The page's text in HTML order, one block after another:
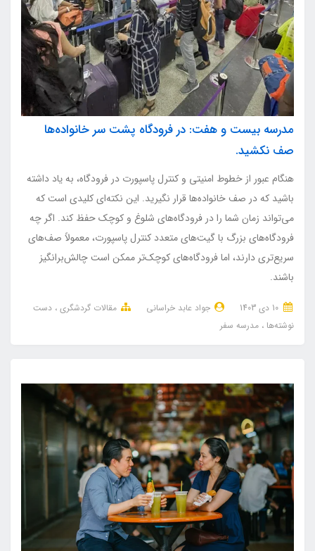
مدرسه بیست و هفت: در فرودگاه‌ پشت سر خانواده‌ها
صف نکشید.
هنگام عبور از خطوط امنیتی و کنترل پاسپورت در فرودگاه، به یاد داشته
باشید که در صف خانواده‌ها قرار نگیرید. این نکته‌ای کلیدی است که
می‌تواند زمان شما را در فرودگاه‌های شلوغ و کوچک حفظ کند. اگر چه
فرودگاه‌های بزرگ با گیت‌های متعدد کنترل پاسپورت، معمولاً صف‌های
سریع‌تری دارند، اما فرودگاه‌های کوچک‌تر ممکن است چالش‌برانگیز
باشند.
جواد عابد خراسانی مقالات گردشگری دست
نوشته‌ها
مدرسه سفر